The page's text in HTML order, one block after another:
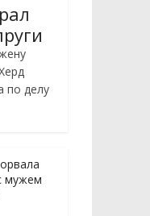
по делу
мужем